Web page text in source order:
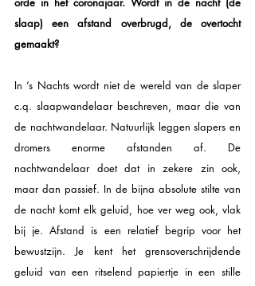
slaap) een afstand overbrugd, de overtocht
gemaakt?
In ’s Nachts wordt niet de wereld van de slaper
c.q. slaapwandelaar beschreven, maar die van
de nachtwandelaar. Natuurlijk leggen slapers en
dromers enorme afstanden af. De
nachtwandelaar doet dat in zekere zin ook,
maar dan passief. In de bijna absolute stilte van
de nacht komt elk geluid, hoe ver weg ook, vlak
bij je. Afstand is een relatief begrip voor het
bewustzijn. Je kent het grensoverschrijdende
geluid van een ritselend papiertje in een stille